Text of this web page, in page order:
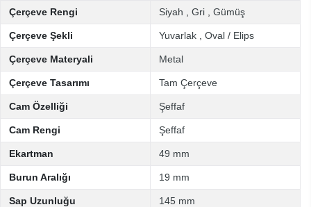
Çerçeve Rengi Siyah Gri Gümüş
Çerçeve Şekli Yuvarlak Oval / Elips
Çerçeve Materyali Metal
Çerçeve Tasarımı Tam Çerçeve
Cam Özelliği Şeffaf
Cam Rengi Şeffaf
Ekartman 49 mm
Burun Aralığı 19 mm
Sap Uzunluğu 145 mm